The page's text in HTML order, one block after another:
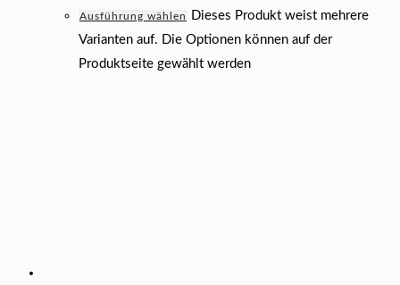
Ausführung wählen
Dieses Produkt weist mehrere
Varianten auf. Die Optionen können auf der
Produktseite gewählt werden